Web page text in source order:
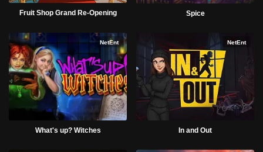
Spice
Fruit Shop Grand Re-Opening
NetEnt
In and Out
NetEnt
What's up? Witches